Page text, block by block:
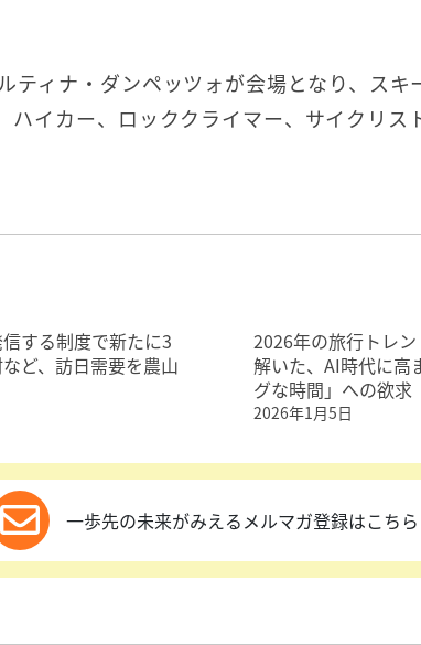
ティナ・ダンペッツォが会場となり、スキ
ハイカー、ロッククライマー、サイクリス
する制度で新たに3
ど、訪日需要を農山
2026年の旅行トレ
解いた、AI時代に高
グな時間」への欲求
2026年1月5日
一歩先の未来がみえるメルマガ登録はこちら